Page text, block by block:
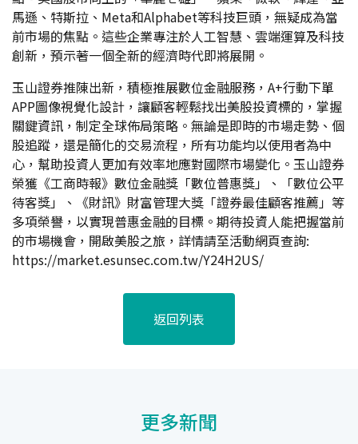
馬遜、特斯拉、Meta和Alphabet等科技巨頭，無疑成為當
前市場的焦點。這些企業專注於人工智慧、雲端運算及科技
創新，預示著一個全新的經濟時代即將展開。
玉山證券推陳出新，積極推展數位金融服務，A+行動下單
APP圖像視覺化設計，讓顧客輕鬆找出美股投資標的，掌握
關鍵資訊，制定全球佈局策略。無論是即時的市場走勢、個
股追蹤，還是簡化的交易流程，所有功能均以使用者為中
心，幫助投資人更加有效率地應對國際市場變化。玉山證券
榮獲《工商時報》數位金融獎「數位普惠獎」、「數位公平
待客獎」、《財訊》財富管理大獎「證券最佳顧客推薦」等
多項榮譽，以實現普惠金融的目標。期待投資人能把握當前
的市場機會，開啟美股之旅，詳情請至活動網頁查詢:
https://market.esunsec.com.tw/Y24H2US/
返回列表
更多新聞